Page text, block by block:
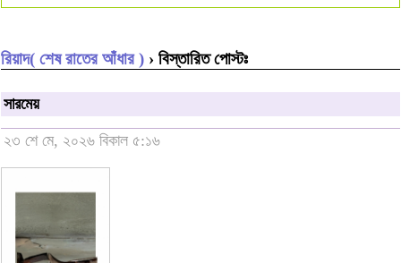
রিয়াদ( শেষ রাতের আঁধার ) › বিস্তারিত পোস্টঃ
সারমেয়
২৩ শে মে, ২০২৬ বিকাল ৫:১৬